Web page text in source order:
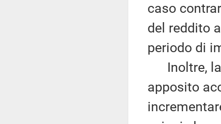
caso
del reddito
periodo di
Inoltre, la
apposito